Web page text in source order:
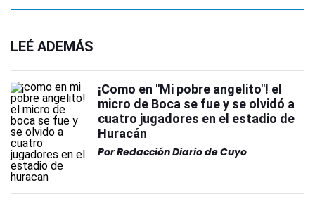
LEÉ ADEMÁS
¡Como en "Mi pobre angelito"! el
micro de Boca se fue y se olvidó a
cuatro jugadores en el estadio de
Huracán
PorRedacción Diario de Cuyo